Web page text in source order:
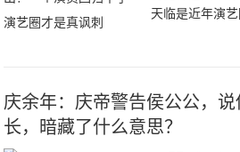
天临是近年演
秀的演员，他
庆余年：庆帝警告侯公公，
长，暗藏了什么意思？